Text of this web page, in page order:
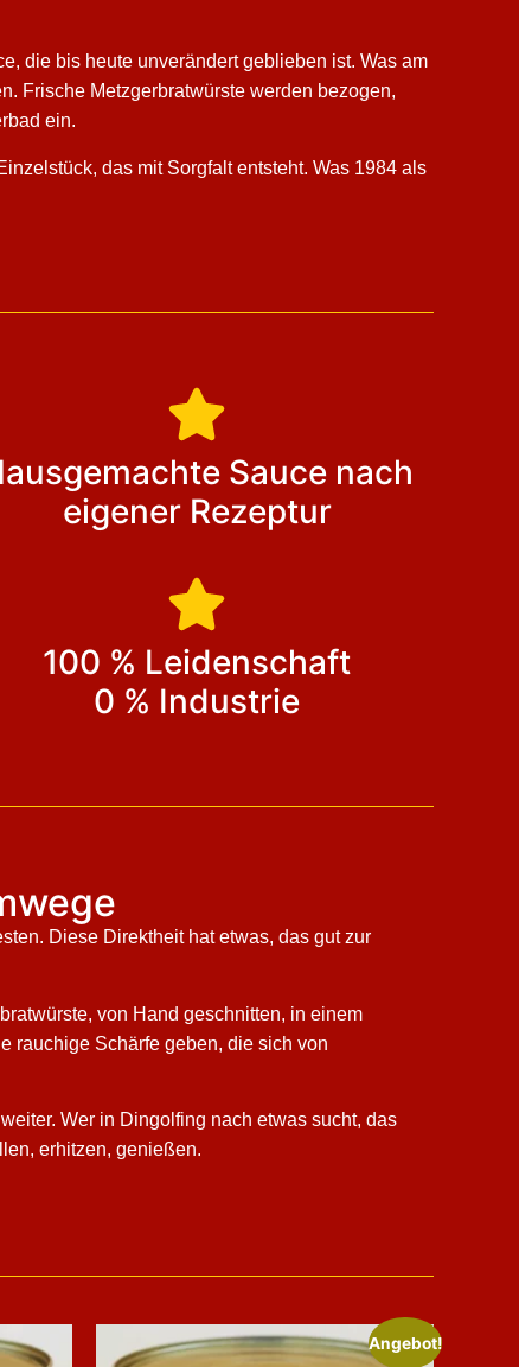
die bis heute unverändert geblieben ist. Was am
Frische Metzgerbratwürste werden bezogen,
ein.
das mit Sorgfalt entsteht. Was 1984 als
Sauce nach
eigener Rezeptur
100 % Leidenschaft
0 % Industrie
Diese Direktheit hat etwas, das gut zur
von Hand geschnitten, in einem
rauchige Schärfe geben, die sich von
Wer in Dingolfing nach etwas sucht, das
erhitzen, genießen.
Angebot!